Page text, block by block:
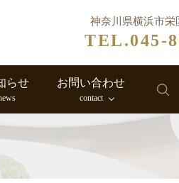
神奈川県横浜市栄
TEL.045-
らせ お問い合わせ
contact